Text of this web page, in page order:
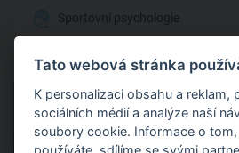
Sportovní psychologie
Tato webová stránka
K personalizaci obsahu a reklam,
sociálních médií a analýze naší
soubory cookie. Informace o
používáte, sdílíme se svými